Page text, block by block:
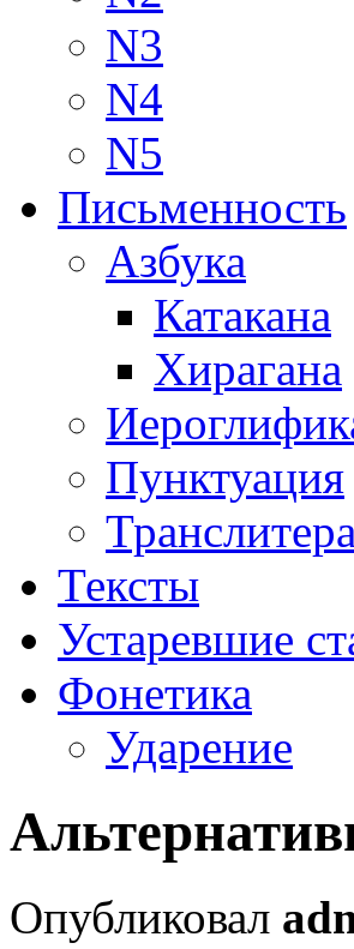
N3
N4
N5
Письменность
Азбука
Катакана
Хирагана
Пунктуация
Тексты
Устаревшие
Фонетика
Ударение
Опубликовал